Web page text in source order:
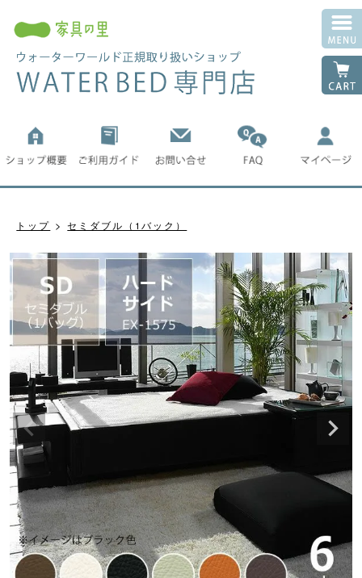
トップ セミダブル（1バック）